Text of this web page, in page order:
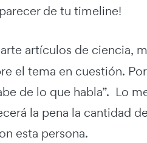
de tu timeline!
artículos de ciencia,
el tema en cuestión. Por
de lo que habla”. Lo
la pena la cantidad de
esta persona.